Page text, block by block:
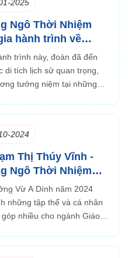
2025
Ngô Thời Nhiệm
hành trình về
năm 2025
trình này, đoàn đã đến
di tích lịch sử quan trọng,
tưởng niệm tại những
2024
Thị Thúy Vĩnh -
Ngô Thời Nhiệm
nhận giải thưởng
năm 2024
Vừ A Dính năm 2024
những tập thể và cá nhân
nhiều cho ngành Giáo